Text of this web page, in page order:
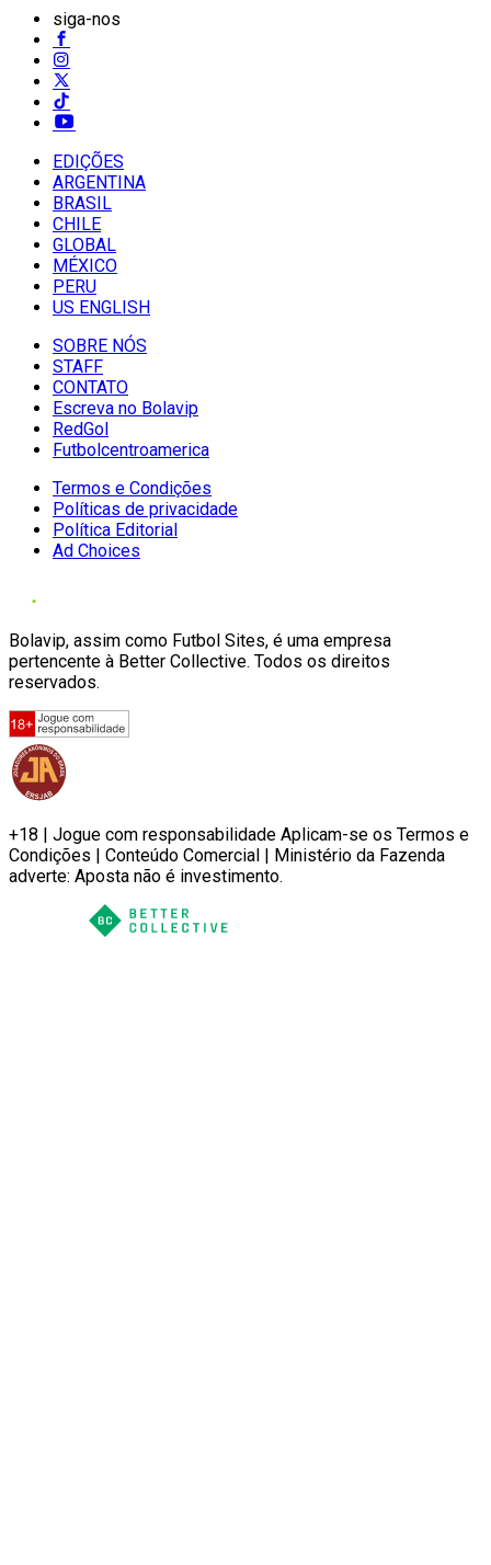
siga-nos
EDIÇÕES
ARGENTINA
BRASIL
CHILE
GLOBAL
MÉXICO
PERU
US ENGLISH
SOBRE NÓS
STAFF
CONTATO
Escreva no Bolavip
RedGol
Futbolcentroamerica
Termos e Condições
Políticas de privacidade
Política Editorial
Ad Choices
Bolavip, assim como Futbol Sites, é uma empresa
pertencente à Better Collective. Todos os direitos
reservados.
+18 | Jogue com responsabilidade Aplicam-se os Termos e
Condições | Conteúdo Comercial | Ministério da Fazenda
adverte: Aposta não é investimento.